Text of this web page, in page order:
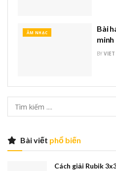
ÂM NHẠC
Bài
minh
BY
Bài viết phổ biến
Cách giải Rubik